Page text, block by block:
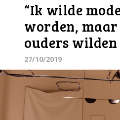
“Ik wilde
worden,
ouders
27/10/2019